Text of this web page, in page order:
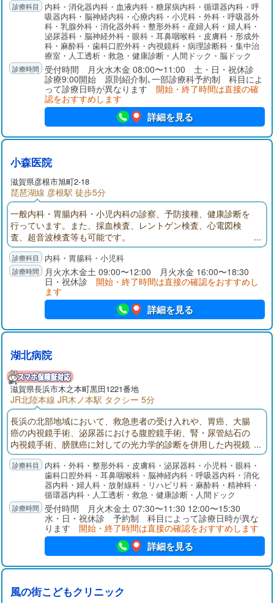
内科・消化器内科・血液内科・糖尿病内科・循環器内科・呼
吸器内科・脳神経内科・心療内科・小児科・外科・呼吸器外
科・乳腺外科・消化器外科・整形外科・産婦人科・婦人科・
泌尿器科・脳神経外科・眼科・耳鼻咽喉科・皮膚科・形成外
科・麻酔科・歯科口腔外科・内視鏡科・病理診断科・集中治
療室・人工透析・救急・健康診断・人間ドック・脳ドック
受付時間 月火水木金 08:00〜11:00 土・日・祝休診
診療9:00開始 原則紹介制､一部診療科予約制 科目によ
って診療日時が異なります 開始・終了時間は直接の確
認をおすすめします
詳細を見る
小森医院
滋賀県彦根市旭町2-18
琵琶湖線 彦根駅 徒歩5分
一般内科・胃腸内科・小児内科の診察、予防接種、健康診断を
行っています。また、採血検査、レントゲン検査、心電図検
査、超音波検査等も可能です。
内科・胃腸科・小児科
月火水木金土 09:00〜12:00 月火水金 16:00〜18:30
日・祝休診 開始・終了時間は直接の確認をおすすめし
ます
詳細を見る
湖北病院
滋賀県長浜市木之本町黒田1221番地
JR北陸本線 JR木ノ本駅 タクシー 5分
長浜の北部地域において、救急患者の受け入れや、胃癌、大腸
癌の内視鏡手術、泌尿器における腹腔鏡手術、腎・尿管結石の
内視鏡手術、膀胱癌に対しての光力学的診断を併用した内視鏡
手術などの急性期医療を担っています。透析センターにおいて
は、北部地域唯一の透析施設として透析患者さんを受け入れて
います。県のモデル事業として併設した介護老人保健施設や、
地域包括支援センターの院内開設などを通じて医療と介護の円
滑な橋渡しを行っています。
内科・外科・整形外科・皮膚科・泌尿器科・小児科・眼科・
歯科口腔外科・耳鼻咽喉科・脳神経内科・呼吸器内科・消化
器内科・婦人科・放射線科・リハビリ科・麻酔科・精神科・
循環器内科・人工透析・救急・健康診断・人間ドック
受付時間 月火木金土 07:30〜11:30 12:00〜15:30
水・日・祝休診 予約制 科目によって診療日時が異な
ります 開始・終了時間は直接の確認をおすすめします
詳細を見る
風の街こどもクリニック